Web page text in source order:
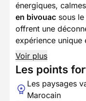
énergiques,
en bivouac sous
offrent une
expérience unique
Voir plus
Les points
Les paysages
Marocain